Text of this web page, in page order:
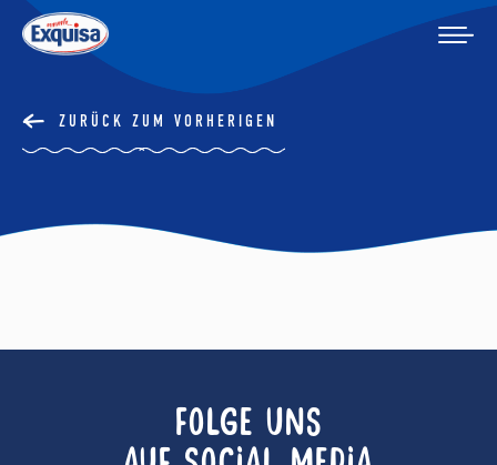
ZURÜCK ZUM VORHERIGEN
FOLGE UNS